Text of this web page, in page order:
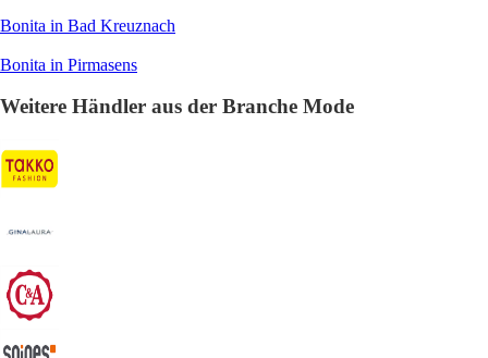
Bonita in Bad Kreuznach
Bonita in Pirmasens
Weitere Händler aus der Branche Mode